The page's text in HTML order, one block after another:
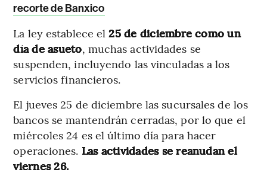
recorte de Banxico
La ley establece el25 de diciembre como un
día de asueto, muchas actividades se
suspenden, incluyendo las vinculadas a los
servicios financieros.
El jueves 25 de diciembre las sucursales de los
bancos se mantendrán cerradas, por lo que el
miércoles 24 es el último día para hacer
operaciones. Las actividades se reanudan el
viernes 26.